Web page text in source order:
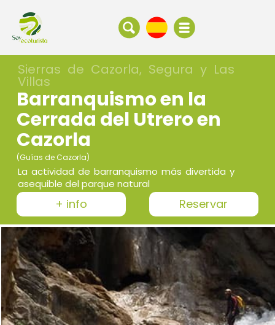
Sierras de Cazorla, Segura y Las
Villas
Barranquismo en la
Cerrada del Utrero en
Cazorla
(Guías de Cazorla)
La actividad de barranquismo más divertida y
asequible del parque natural
+ info Reservar